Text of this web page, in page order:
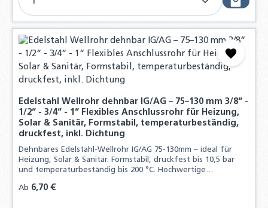
Edelstahl Wellrohr dehnbar IG/AG – 75–130 mm 3/8“ -
1/2“ - 3/4“ - 1“ Flexibles Anschlussrohr für Heizung,
Solar & Sanitär, Formstabil, temperaturbeständig,
druckfest, inkl. Dichtung
Dehnbares Edelstahl-Wellrohr IG/AG 75-130mm – ideal für
Heizung, Solar & Sanitär. Formstabil, druckfest bis 10,5 bar
und temperaturbeständig bis 200 °C. Hochwertige
Regulärer Preis:
Ab 6,70 €